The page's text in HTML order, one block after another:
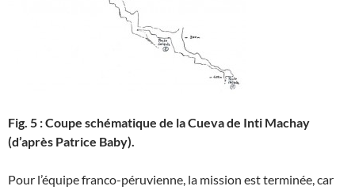
Fig. 5 : Coupe schématique de la Cueva de Inti Machay
(d’après Patrice Baby).
Pour l’équipe franco-péruvienne, la mission est terminée, car